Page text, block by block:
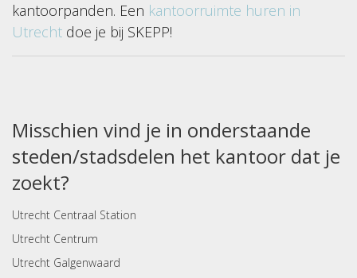
kantoorpanden. Een kantoorruimte huren in
Utrecht doe je bij SKEPP!
Misschien vind je in onderstaande
steden/stadsdelen het kantoor dat je
zoekt?
Utrecht Centraal Station
Utrecht Centrum
Utrecht Galgenwaard